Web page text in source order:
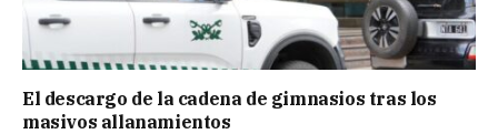
El descargo de la cadena de gimnasios tras los
masivos allanamientos